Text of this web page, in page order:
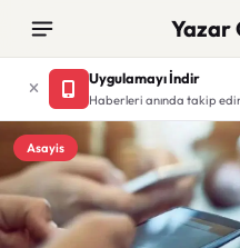
Yazar
Uygulamayı İndir
Haberleri anında takip
Asayis